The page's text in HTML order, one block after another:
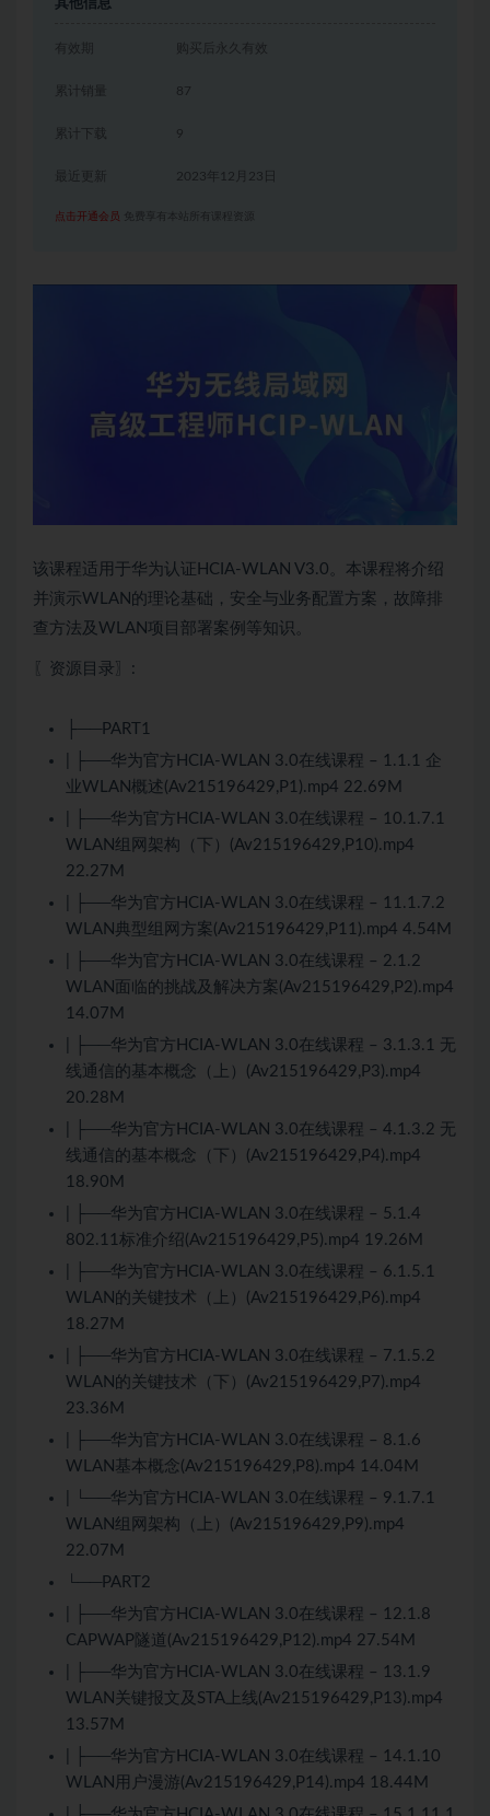
其他信息
有效期 购买后永久有效
累计销量 87
累计下载 9
2023年12月23日
点击开通会员 免费享有本站所有课程资源
该课程适用于华为认证 HCIA-WLAN V3.0。本课程将介绍
并演示WLAN的理论基础，安全与业务配置方案，故障排
查方法及WLAN项目部署案例等知识。
〖资源目录〗:
├──PART1
| ├──华为官方 HCIA-WLAN 3.0在线课程 – 1.1.1 企
业WLAN概述(Av215196429,P1).mp4 22.69M
| ├──华为官方 HCIA-WLAN 3.0在线课程 – 10.1.7.1
WLAN组网架构（下）(Av215196429,P10).mp4
22.27M
| ├──华为官方HCIA-WLAN 3.0在线课程 – 11.1.7.2
WLAN典型组网方案(Av215196429,P11).mp4 4.54M
| ├──华为官方HCIA-WLAN 3.0在线课程 – 2.1.2
WLAN面临的挑战及解决方案(Av215196429,P2).mp4
14.07M
| ├──华为官方HCIA-WLAN 3.0在线课程 – 3.1.3.1 无
线通信的基本概念（上）(Av215196429,P3).mp4
20.28M
| ├──华为官方HCIA-WLAN 3.0在线课程 – 4.1.3.2 无
线通信的基本概念（下）(Av215196429,P4).mp4
18.90M
| ├──华为官方HCIA-WLAN 3.0在线课程 – 5.1.4
802.11标准介绍(Av215196429,P5).mp4 19.26M
| ├──华为官方HCIA-WLAN 3.0在线课程 – 6.1.5.1
WLAN的关键技术（上）(Av215196429,P6).mp4
18.27M
| ├──华为官方HCIA-WLAN 3.0在线课程 – 7.1.5.2
WLAN的关键技术（下）(Av215196429,P7).mp4
23.36M
| ├──华为官方HCIA-WLAN 3.0在线课程 – 8.1.6
WLAN基本概念(Av215196429,P8).mp4 14.04M
| └──华为官方HCIA-WLAN 3.0在线课程 – 9.1.7.1
WLAN组网架构（上）(Av215196429,P9).mp4
22.07M
└──PART2
| ├──华为官方HCIA-WLAN 3.0在线课程 – 12.1.8
CAPWAP隧道(Av215196429,P12).mp4 27.54M
| ├──华为官方HCIA-WLAN 3.0在线课程 – 13.1.9
WLAN关键报文及STA上线(Av215196429,P13).mp4
13.57M
| ├──华为官方HCIA-WLAN 3.0在线课程 – 14.1.10
WLAN用户漫游(Av215196429,P14).mp4 18.44M